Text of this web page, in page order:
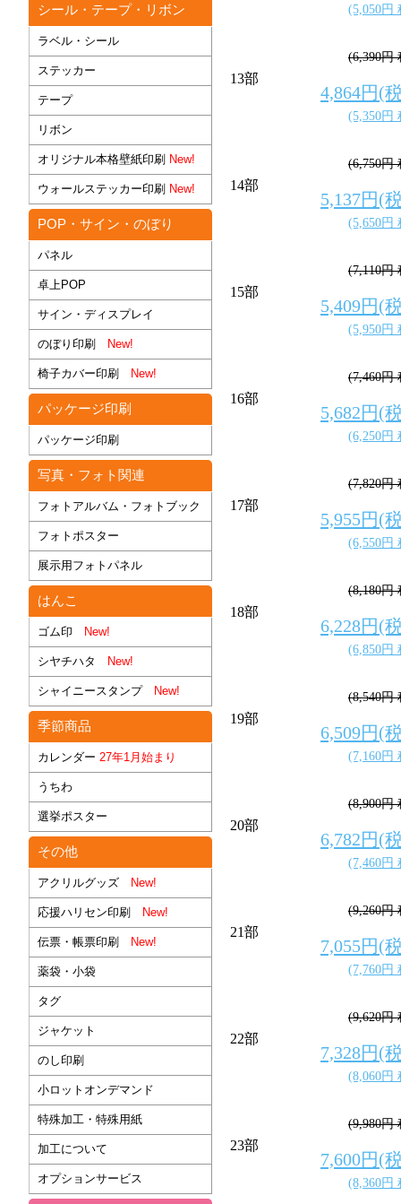
(5,050円
13部
(6,390円
4,864円(
(5,350円
14部
(6,750円
5,137円(
(5,650円
15部
(7,110円
5,409円(
(5,950円
16部
(7,460円
5,682円(
(6,250円
17部
(7,820円
5,955円(
(6,550円
18部
(8,180円
6,228円(
(6,850円
19部
(8,540円
6,509円(
(7,160円
20部
(8,900円
6,782円(
(7,460円
21部
(9,260円
7,055円(
(7,760円
22部
(9,620円
7,328円(
(8,060円
23部
(9,980円
7,600円(
(8,360円
シール・テープ・リボン
ラベル・シール
ステッカー
テープ
リボン
オリジナル本格壁紙印刷 New!
ウォールステッカー印刷 New!
POP・サイン・のぼり
パネル
卓上POP
サイン・ディスプレイ
のぼり印刷 New!
椅子カバー印刷 New!
パッケージ印刷
パッケージ印刷
写真・フォト関連
フォトアルバム・フォトブック
フォトポスター
展示用フォトパネル
はんこ
ゴム印 New!
シヤチハタ New!
シャイニースタンプNew!
季節商品
カレンダー 27年1月始まり
うちわ
選挙ポスター
その他
アクリルグッズ New!
応援ハリセン印刷 New!
伝票・帳票印刷 New!
薬袋・小袋
タグ
ジャケット
のし印刷
小ロットオンデマンド
特殊加工・特殊用紙
加工について
オプションサービス